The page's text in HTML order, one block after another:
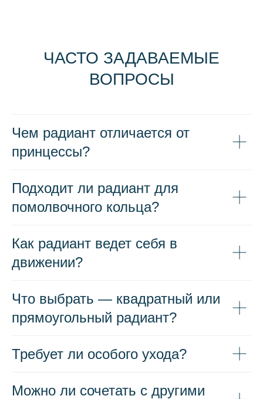
Чем радиант отличается от
принцессы?
Подходит ли радиант для
помолвочного кольца?
Как радиант ведет себя в
движении?
Что выбрать — квадратный или
прямоугольный радиант?
Требует ли особого ухода?
Можно ли сочетать с другими